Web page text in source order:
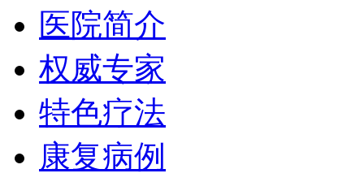
医院简介
权威专家
特色疗法
康复病例